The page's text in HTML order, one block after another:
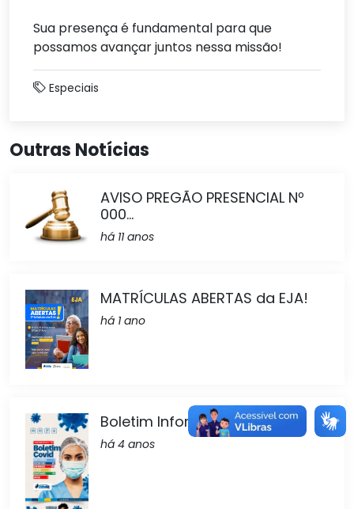
Sua presença é fundamental para que
possamos avançar juntos nessa missão!
Especiais
Outras Notícias
AVISO PREGÃO PRESENCIAL Nº
000...
há 11 anos
MATRÍCULAS ABERTAS da EJA!
há 1 ano
Boletim Informativo Covid-19
há 4 anos